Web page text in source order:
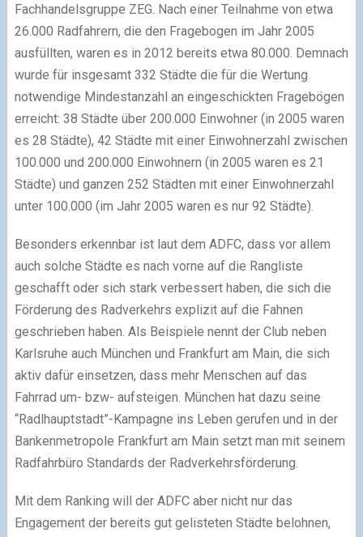
Fachhandelsgruppe ZEG. Nach einer Teilnahme von etwa
26.000 Radfahrern, die den Fragebogen im Jahr 2005
ausfüllten, waren es in 2012 bereits etwa 80.000. Demnach
wurde für insgesamt 332 Städte die für die Wertung
notwendige Mindestanzahl an eingeschickten Fragebögen
erreicht: 38 Städte über 200.000 Einwohner (in 2005 waren
es 28 Städte), 42 Städte mit einer Einwohnerzahl zwischen
100.000 und 200.000 Einwohnern (in 2005 waren es 21
Städte) und ganzen 252 Städten mit einer Einwohnerzahl
unter 100.000 (im Jahr 2005 waren es nur 92 Städte).
Besonders erkennbar ist laut dem ADFC, dass vor allem
auch solche Städte es nach vorne auf die Rangliste
geschafft oder sich stark verbessert haben, die sich die
Förderung des Radverkehrs explizit auf die Fahnen
geschrieben haben. Als Beispiele nennt der Club neben
Karlsruhe auch München und Frankfurt am Main, die sich
aktiv dafür einsetzen, dass mehr Menschen auf das
Fahrrad um- bzw- aufsteigen. München hat dazu seine
“Radlhauptstadt”-Kampagne ins Leben gerufen und in der
Bankenmetropole Frankfurt am Main setzt man mit seinem
Radfahrbüro Standards der Radverkehrsförderung.
Mit dem Ranking will der ADFC aber nicht nur das
Engagement der bereits gut gelisteten Städte belohnen,